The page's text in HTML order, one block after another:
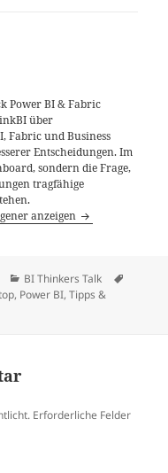
Power BI & Fabric
über
Fabric und Business
Entscheidungen. Im
sondern die Frage,
tragfähige
anzeigen
Kategorien
BI Thinkers Talk
, Power BI,Tipps &
Erforderliche Felder